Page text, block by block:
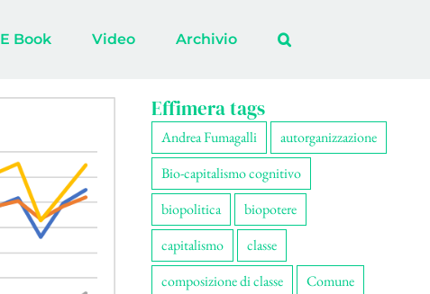
E Book Video Archivio
Effimera tags
Andrea Fumagalli
autorganizzazione
Bio-capitalismo cognitivo
biopolitica
biopotere
capitalismo
classe
composizione di classe
Comune